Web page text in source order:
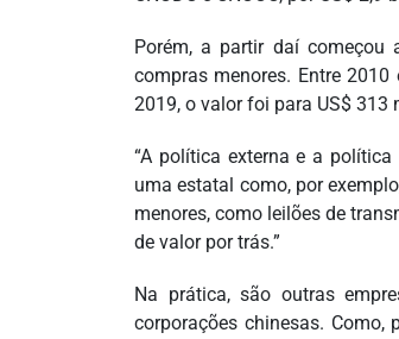
Porém, a partir daí começou
compras menores. Entre
2019, o valor foi para US$ 313
“A política externa e a
uma estatal como, por
menores, como leilões de
de valor por trás.”
Na prática, são outras
corporações chinesas. Como,